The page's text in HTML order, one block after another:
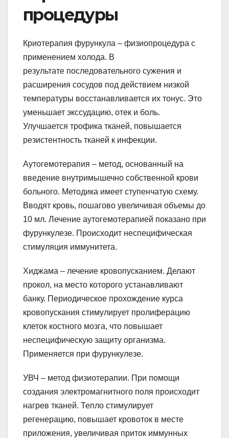
процедуры
Криотерапия фурункула – физиопроцедура с
применением холода. В
результате последовательного сужения и
расширения сосудов под действием низкой
температуры восстанавливается их тонус. Это
уменьшает экссудацию, отек и боль.
Улучшается трофика тканей, повышается
резистентность тканей к инфекции.
Аутогемотерапия – метод, основанный на
введение внутримышечно собственной крови
больного. Методика имеет ступенчатую схему.
Вводят кровь, пошагово увеличивая объемы до
10 мл. Лечение аутогемотерапией показано при
фурункулезе. Происходит неспецифическая
стимуляция иммунитета.
Хиджама – лечение кровопусканием. Делают
прокол, на место которого устанавливают
банку. Периодическое прохождение курса
кровопускания стимулирует пролиферацию
клеток костного мозга, что повышает
неспецифическую защиту организма.
Применяется при фурункулезе.
УВЧ – метод физиотерапии. При помощи
создания электромагнитного поля происходит
нагрев тканей. Тепло стимулирует
регенерацию, повышает кровоток в месте
приложения, увеличивая приток иммунных